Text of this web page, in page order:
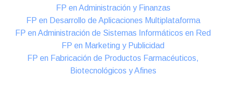
FP en Administración y Finanzas
FP en Desarrollo de Aplicaciones Multiplataforma
FP en Administración de Sistemas Informáticos en Red
FP en Marketing y Publicidad
FP en Fabricación de Productos Farmacéuticos,
Biotecnológicos y Afines